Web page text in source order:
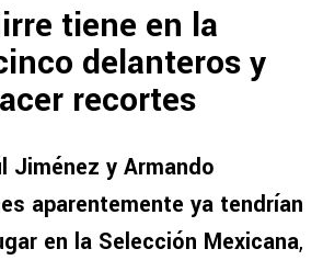
tiene en la
delanteros y
recortes
Jiménez y Armando
aparentemente ya tendrían
en la Selección Mexicana,